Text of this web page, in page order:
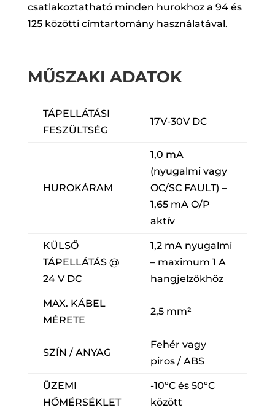
csatlakoztatható minden hurokhoz a 94 és
125 közötti címtartomány használatával.
MŰSZAKI ADATOK
TÁPELLÁTÁSI
FESZÜLTSÉG
17V-30V DC
HUROKÁRAM
1,0 mA
(nyugalmi vagy
OC/SC FAULT) –
1,65 mA O/P
aktív
KÜLSŐ
TÁPELLÁTÁS @
24 V DC
1,2 mA nyugalmi
– maximum 1 A
hangjelzőkhöz
MAX. KÁBEL
MÉRETE
2,5 mm²
SZÍN / ANYAG
Fehér vagy
piros / ABS
ÜZEMI
HŐMÉRSÉKLET
-10ºC és 50ºC
között